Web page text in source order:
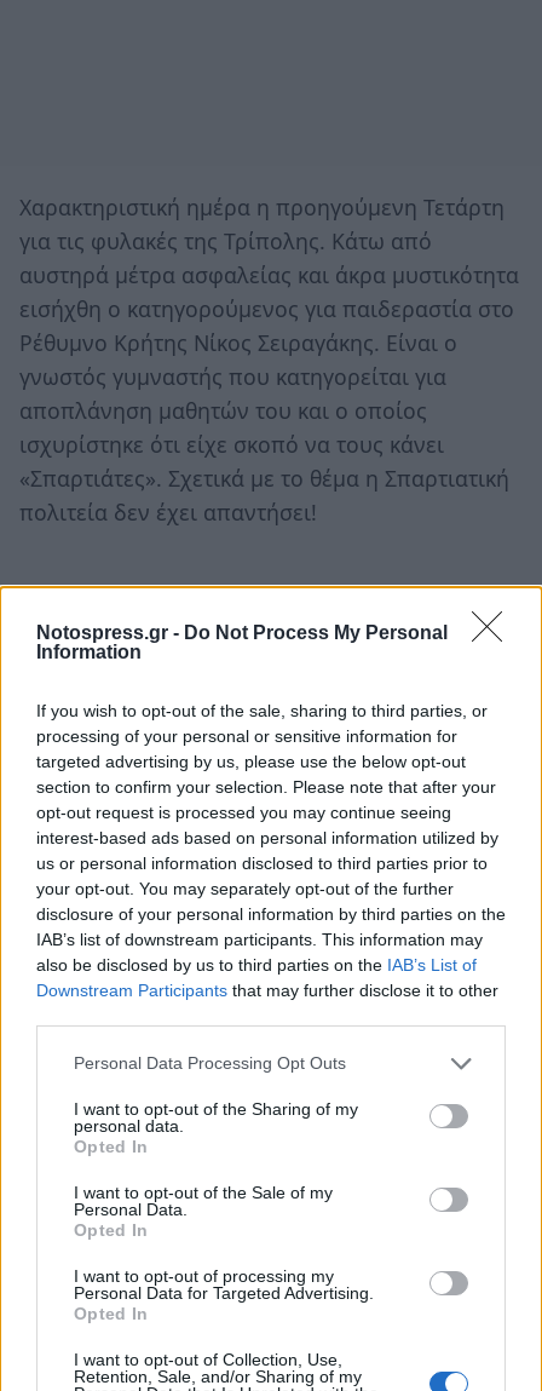
Notospress.gr - Do Not Process My Personal
Information
If you wish to opt-out of the sale, sharing to third parties, or
processing of your personal or sensitive information for
targeted advertising by us, please use the below opt-out
section to confirm your selection. Please note that after your
opt-out request is processed you may continue seeing
interest-based ads based on personal information utilized by
us or personal information disclosed to third parties prior to
your opt-out. You may separately opt-out of the further
disclosure of your personal information by third parties on the
IAB’s list of downstream participants. This information may
also be disclosed by us to third parties on the IAB’s List of
Downstream Participants that may further disclose it to other
Personal Data Processing Opt Outs
I want to opt-out of the Sharing of my
personal data.
Opted In
I want to opt-out of the Sale of my
Personal Data.
Opted In
I want to opt-out of processing my
Personal Data for Targeted Advertising.
Opted In
I want to opt-out of Collection, Use,
Retention, Sale, and/or Sharing of my
Χαρακτηριστική ημέρα η προηγούμενη Τετάρτη
για τις φυλακές της Τρίπολης. Κάτω από
αυστηρά μέτρα ασφαλείας και άκρα μυστικότητα
εισήχθη ο κατηγορούμενος για παιδεραστία στο
Ρέθυμνο Κρήτης Νίκος Σειραγάκης. Είναι ο
γνωστός γυμναστής που κατηγορείται για
αποπλάνηση μαθητών του και ο οποίος
ισχυρίστηκε ότι είχε σκοπό να τους κάνει
«Σπαρτιάτες». Σχετικά με το θέμα η Σπαρτιατική
πολιτεία δεν έχει απαντήσει!